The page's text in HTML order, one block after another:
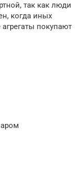
так как люди
когда иных
покупают